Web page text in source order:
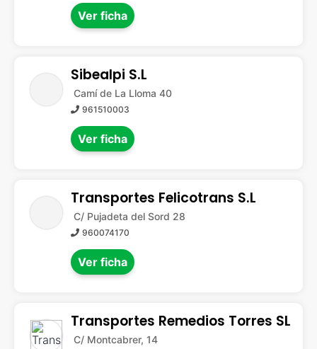
Ver ficha
Sibealpi S.L
Camí de La Lloma 40
961510003
Ver ficha
Transportes Felicotrans S.L
C/ Pujadeta del Sord 28
960074170
Ver ficha
Transportes Remedios Torres SL
C/ Montcabrer, 14